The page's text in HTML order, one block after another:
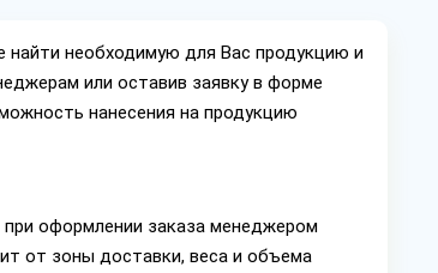
необходимую для Вас продукцию и
или оставив заявку в форме
нанесения на продукцию
оформлении заказа менеджером
от зоны доставки, веса и объема